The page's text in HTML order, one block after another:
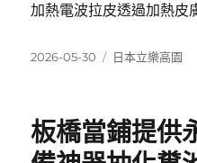
加熱電波拉皮透過加熱皮
發
2026-05-30
分
日本立樂高園
板橋當鋪提供